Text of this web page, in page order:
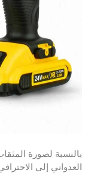
بالنسبة لصورة
العدواني إلى